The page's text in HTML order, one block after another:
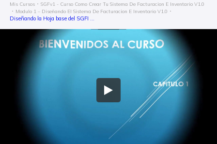
Mis Cursos
SGFv1 - Curso Como Crear Tu Sistema De Facturacion E Inventario V1.0
Modulo 1 – Diseñando El Sistema De Facturacion E Inventario V1.0